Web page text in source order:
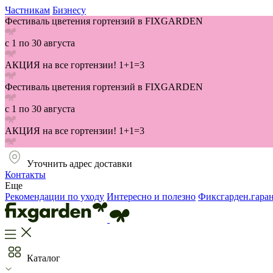
Частникам Бизнесу
Фестиваль цветения гортензий в FIXGARDEN
с 1 по 30 августа
АКЦИЯ на все гортензии! 1+1=3
Фестиваль цветения гортензий в FIXGARDEN
с 1 по 30 августа
АКЦИЯ на все гортензии! 1+1=3
Уточнить адрес доставки
Контакты
Еще
Рекомендации по уходу Интересно и полезно
Каталог